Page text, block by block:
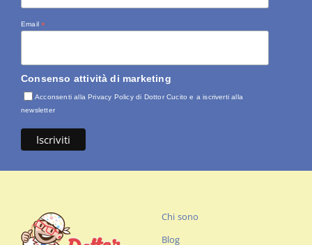
Email*
Consenso attività di marketing
Acconsenti alla Privacy Policy di Dottor Cucito e a iscriverti alla
newsletter
Chi sono
Blog